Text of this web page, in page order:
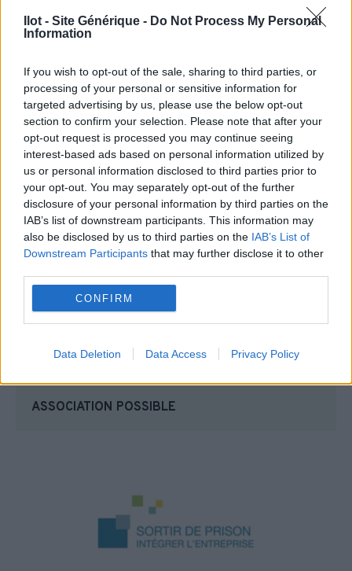
Ilot - Site Générique - Do Not Process My Personal
Information
If you wish to opt-out of the sale, sharing to third parties, or
processing of your personal or sensitive information for
targeted advertising by us, please use the below opt-out
section to confirm your selection. Please note that after your
opt-out request is processed you may continue seeing
interest-based ads based on personal information utilized by
us or personal information disclosed to third parties prior to
your opt-out. You may separately opt-out of the further
disclosure of your personal information by third parties on the
IAB’s list of downstream participants. This information may
also be disclosed by us to third parties on the IAB’s List of
Downstream Participants that may further disclose it to other
CONFIRM
Data Deletion Data Access Privacy Policy
ASSOCIATION FAIRE
ASSOCIATION POSSIBLE